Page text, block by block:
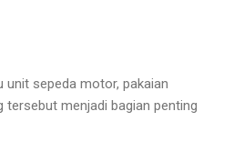
unit sepeda motor, pakaian
tersebut menjadi bagian penting